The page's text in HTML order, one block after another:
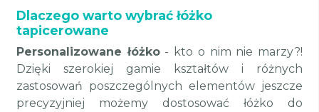
Dlaczego warto wybrać łóżko
tapicerowane
Personalizowane łóżko- kto o nim nie marzy?!
Dzięki szerokiej gamie kształtów i różnych
zastosowań poszczególnych elementów jeszcze
precyzyjniej możemy dostosować łóżko do